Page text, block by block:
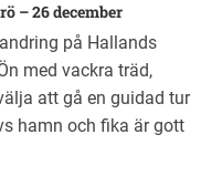
– 26 december
på Hallands
med vackra träd,
att gå en guidad tur
hamn och fika är gott